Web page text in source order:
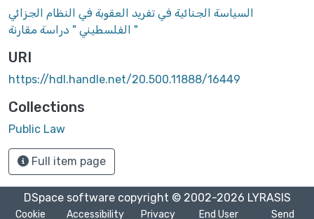
السياسة الجنائية في تفريد العقوبة في النظام الجزائي
الفلسطيني " دراسة مقارنة "
URI
https://hdl.handle.net/20.500.11888/16449
Collections
Public Law
Full item page
DSpace softwarecopyright © 2002-2026 LYRASIS
Cookie Accessibility Privacy End User Send